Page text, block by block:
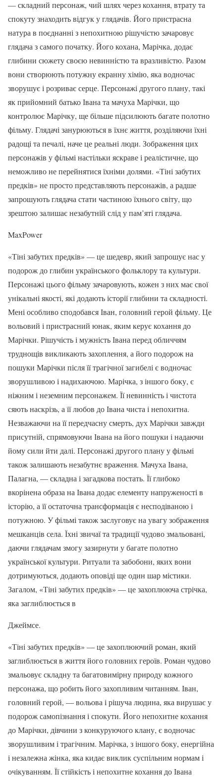
— складний персонаж, чий шлях через кохання, втрату та
спокуту знаходить відгук у глядачів. Його пристрасна
натура в поєднанні з непохитною рішучістю зачаровує
глядача з самого початку. Його кохана, Марічка, додає
глибини сюжету своєю невинністю та вразливістю. Разом
вони створюють потужну екранну хімію, яка водночас
зворушує і розриває серце. Персонажі другого плану, такі
як прийомний батько Івана та мачуха Марічки, що
контролює Марічку, ще більше підсилюють багате полотно
фільму. Глядачі занурюються в їхнє життя, розділяючи їхні
радощі та печалі, наче це реальні люди. Зображення цих
персонажів у фільмі настільки яскраве і реалістичне, що
неможливо не перейнятися їхніми долями. «Тіні забутих
предків» не просто представляють персонажів, а радше
запрошують глядача стати частиною їхнього світу, що
зрештою залишає незабутній слід у пам’яті глядача.
MaxPower
«Тіні забутих предків» — це шедевр, який запрошує нас у
подорож до глибин українського фольклору та культури.
Персонажі цього фільму зачаровують, кожен з них має свої
унікальні якості, які додають історії глибини та складності.
Мені особливо сподобався Іван, головний герой фільму. Це
вольовий і пристрасний юнак, яким керує кохання до
Марічки. Рішучість і мужність Івана перед обличчям
труднощів викликають захоплення, а його подорож на
пошуки Марічки після її трагічної загибелі є водночас
зворушливою і надихаючою. Марічка, з іншого боку, є
ніжним і неземним персонажем. Її невинність і чистота
сяють наскрізь, а її любов до Івана чиста і непохитна.
Незважаючи на її передчасну смерть, дух Марічки завжди
присутній, спрямовуючи Івана на його пошуки і надаючи
йому сили йти далі. Персонажі другого плану у фільмі
також залишають незабутнє враження. Мачуха Івана,
Палагна, — складна і загадкова постать. Її глибоко
вкорінена образа на Івана додає елементу напруженості в
історію, а її остаточна трансформація є несподіваною і
потужною. У фільмі також заслуговує на увагу зображення
мешканців села. Їхні звичаї та традиції чудово змальовані,
даючи глядачам змогу зазирнути у багате полотно
української культури. Ритуали та забобони, яких вони
дотримуються, додають оповіді ще один шар містики.
Загалом, «Тіні забутих предків» — це захоплююча стрічка,
яка заглиблюється в
Джеймсе.
«Тіні забутих предків» — це захоплюючий роман, який
заглиблюється в життя його головних героїв. Роман чудово
змальовує складну та багатовимірну природу кожного
персонажа, що робить його захопливим читанням. Іван,
головний герой, — вольова і рішуча людина, яка вирушає у
подорож самопізнання і спокути. Його непохитне кохання
до Марічки, дівчини з конкуруючого клану, є водночас
зворушливим і трагічним. Марічка, з іншого боку, енергійна
і незалежна жінка, яка кидає виклик суспільним нормам і
очікуванням. Її стійкість і непохитне кохання до Івана